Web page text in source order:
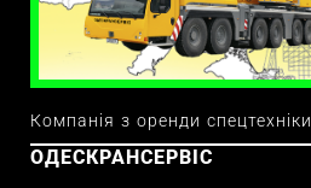
ОДЕСКРАНСЕРВІС
Компанія з оренди спецтехніки